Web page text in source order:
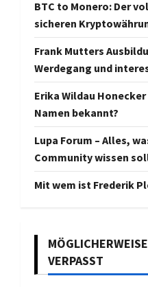
BTC to Monero: Der
sicheren
Frank Mutters
Werdegang und
Erika Wildau Honecker
Namen bekannt?
Lupa Forum – Alles,
Community wissen
Mit wem ist Frederik
VERPASST